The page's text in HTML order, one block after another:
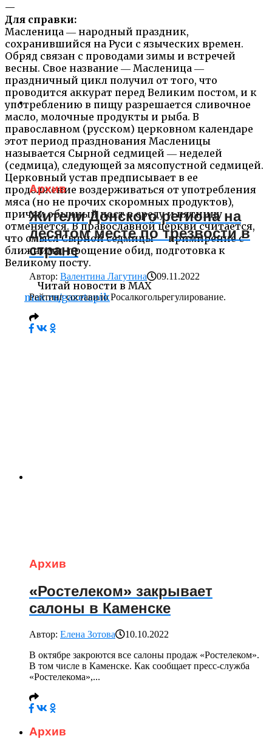
—
Для справки:
Масленица ― народный праздник,
сохранившийся на Руси с языческих времен.
Обряд связан с проводами зимы и встречей
весны. Свое название ― Масленица ―
праздничный цикл получил от того, что
проводится аккурат перед Великим постом, и к
употреблению в пищу разрешается сливочное
масло, молочные продукты и рыба. В
православном (русском) церковном календаре
этот период празднования Масленицы
называется Сырной седмицей ― неделей
(седмица), следующей за мясопустной седмицей.
Церковный устав предписывает в ее
продолжение воздерживаться от употребления
мяса (но не прочих скоромных продуктов),
причем обычный пост в среду и пятницу
отменяется. В православной церкви считается,
что смысл Сырной седмицы ― примирение с
ближними, прощение обид, подготовка к
Великому посту.
Читай новости в MAX
max.ru/gazetapik
Архив
Жители Донского региона на
десятом месте по трезвости в
стране
Автор: Валентина Лагутина
09.11.2022
Рейтинг составило Росалкогольрегулирование.
Архив
«Ростелеком» закрывает
салоны в Каменске
Автор: Елена Зотова
10.10.2022
В октябре закроются все салоны продаж «Ростелеком».
В том числе в Каменске. Как сообщает пресс-служба
«Ростелекома»,...
Архив